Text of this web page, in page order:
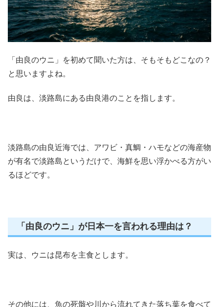
「由良のウニ」を初めて聞いた方は、そもそもどこなの？
と思いますよね。
由良は、淡路島にある由良港のことを指します。
淡路島の由良近海では、アワビ・真鯛・ハモなどの海産物
が有名で淡路島というだけで、海鮮を思い浮かべる方がい
るほどです。
「由良のウニ」が日本一を言われる理由は？
実は、ウニは昆布を主食とします。
その他には、魚の死骸や川から流れてきた落ち葉を食べて